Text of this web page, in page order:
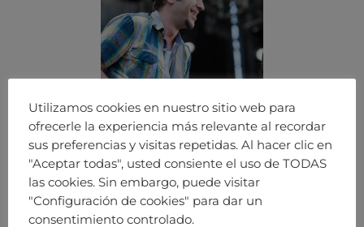
Utilizamos cookies en nuestro sitio web para
ofrecerle la experiencia más relevante al recordar
sus preferencias y visitas repetidas. Al hacer clic en
"Aceptar todas", usted consiente el uso de TODAS
las cookies. Sin embargo, puede visitar
"Configuración de cookies" para dar un
consentimiento controlado.